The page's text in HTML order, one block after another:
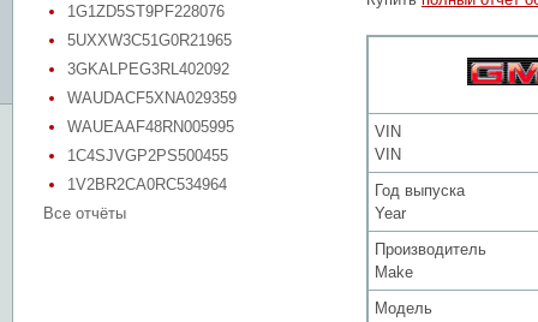
1G1ZD5ST9PF228076
5UXXW3C51G0R21965
3GKALPEG3RL402092
WAUDACF5XNA029359
WAUEAAF48RN005995
1C4SJVGP2PS500455
1V2BR2CA0RC534964
Все отчёты
VIN
VIN
Год выпуска
Year
Производитель
Make
Модель